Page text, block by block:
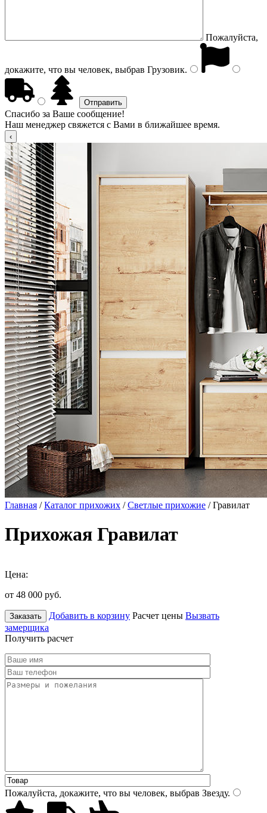
Пожалуйста,
докажите, что вы человек, выбрав Грузовик.
Спасибо за Ваше сообщение!
Наш менеджер свяжется с Вами в ближайшее время.
Главная /Каталог прихожих /Светлые прихожие / Гравилат
Прихожая Гравилат
Цена:
от 48 000 руб.
Заказать Добавить в корзину Расчет цены Вызвать
замерщика
Получить расчет
Пожалуйста, докажите, что вы человек, выбрав Звезду.